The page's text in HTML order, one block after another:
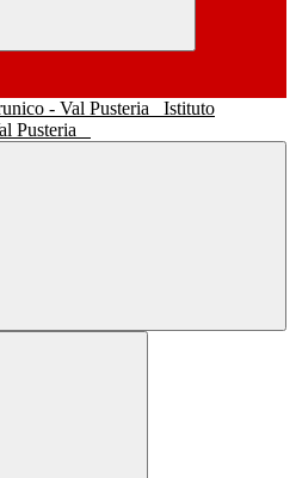
Istituto
Pusteria